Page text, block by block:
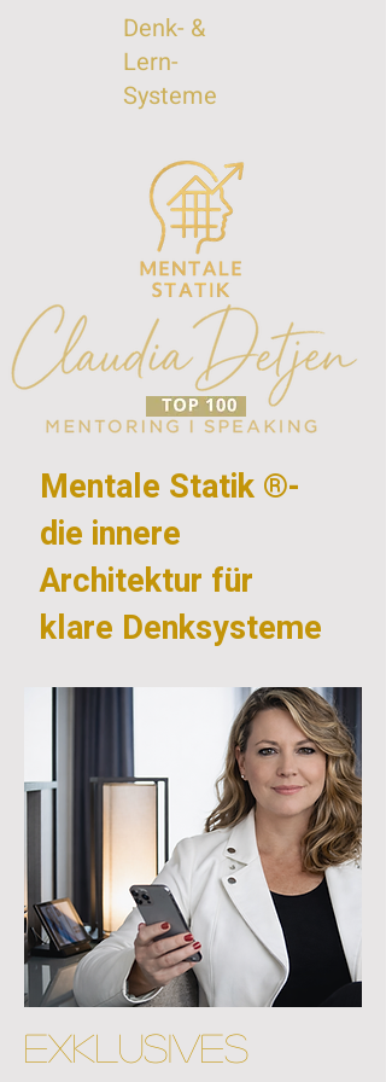
Mentale Statik ®-
die innere
Architektur für
klare Denksysteme
Denk- &
Lern-
Systeme
Exklusives